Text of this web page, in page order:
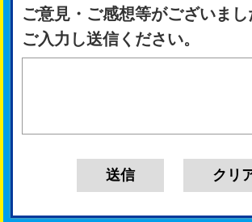
ご意見・ご感想等がございま
ご入力し送信ください。